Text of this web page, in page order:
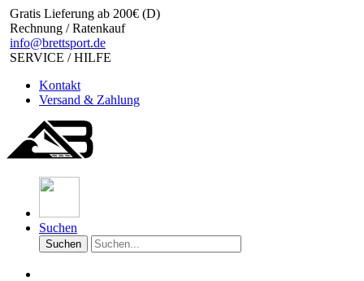
Gratis Lieferung ab 200€ (D)
Rechnung / Ratenkauf
info@brettsport.de
SERVICE / HILFE
Kontakt
Versand & Zahlung
Suchen
Suchen